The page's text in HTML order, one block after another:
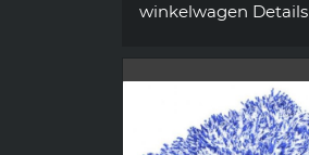
winkelwagen Details